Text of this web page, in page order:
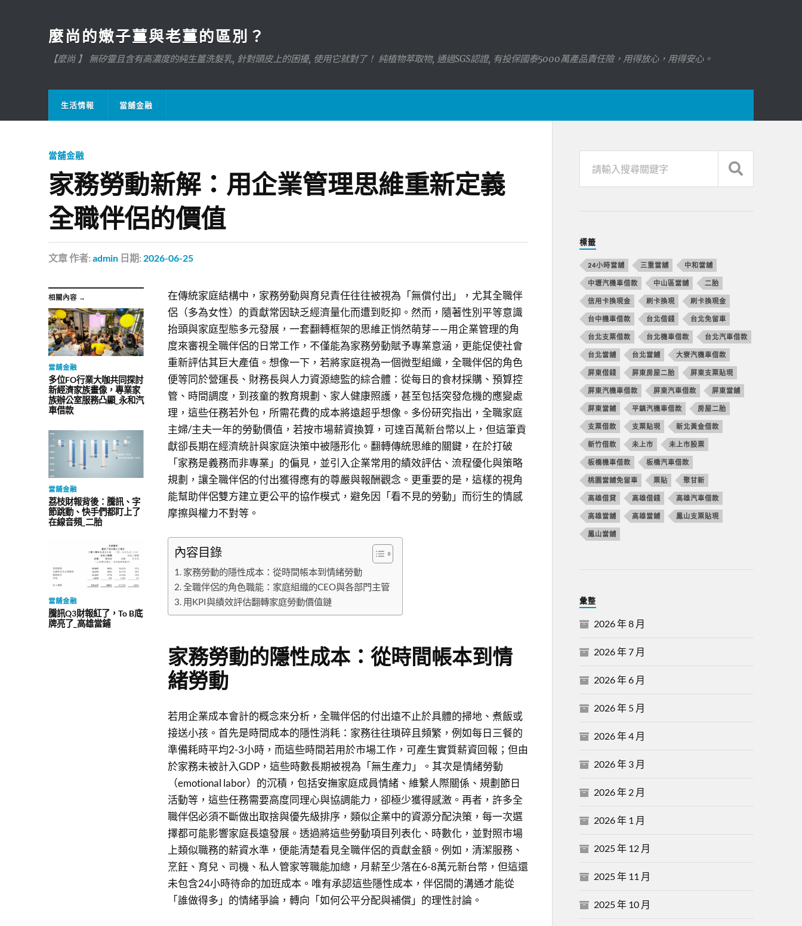
麼尚的嫩子薑與老薑的區別？
【麼尚 】 無矽靈且含有高濃度的純生薑洗髮乳, 針對頭皮上的困擾, 使用它就對了！ 純植物萃取物, 通過SGS認證, 有投保國泰5000萬產品責任險，用得放心，用得安心。
生活情報 當舖金融
當舖金融
家務勞動新解：用企業管理思維重新定義
全職伴侶的價值
文章作者: admin 日期: 2026-06-25
相關內容 →
當舖金融
多位FO行業大咖共同探討
新經濟家族畫像，專業家
族辦公室服務凸顯_永和汽
車借款
當舖金融
荔枝財報背後：騰訊、字
節跳動、快手們都盯上了
在線音頻_二胎
當舖金融
騰訊Q3財報紅了，To B底
牌亮了_高雄當鋪
在傳統家庭結構中，家務勞動與育兒責任往往被視為「無償付出」，尤其全職伴
侶（多為女性）的貢獻常因缺乏經濟量化而遭到貶抑。然而，隨著性別平等意識
抬頭與家庭型態多元發展，一套翻轉框架的思維正悄然萌芽——用企業管理的角
度來審視全職伴侶的日常工作，不僅能為家務勞動賦予專業意涵，更能促使社會
重新評估其巨大產值。想像一下，若將家庭視為一個微型組織，全職伴侶的角色
便等同於營運長、財務長與人力資源總監的綜合體：從每日的食材採購、預算控
管、時間調度，到孩童的教育規劃、家人健康照護，甚至包括突發危機的應變處
理，這些任務若外包，所需花費的成本將遠超乎想像。多份研究指出，全職家庭
主婦/主夫一年的勞動價值，若按市場薪資換算，可達百萬新台幣以上，但這筆貢
獻卻長期在經濟統計與家庭決策中被隱形化。翻轉傳統思維的關鍵，在於打破
「家務是義務而非專業」的偏見，並引入企業常用的績效評估、流程優化與策略
規劃，讓全職伴侶的付出獲得應有的尊嚴與報酬觀念。更重要的是，這樣的視角
能幫助伴侶雙方建立更公平的協作模式，避免因「看不見的勞動」而衍生的情感
摩擦與權力不對等。
內容目錄
家務勞動的隱性成本：從時間帳本到情緒勞動
全職伴侶的角色職能：家庭組織的CEO與各部門主管
用KPI與績效評估翻轉家庭勞動價值鏈
家務勞動的隱性成本：從時間帳本到情
緒勞動
若用企業成本會計的概念來分析，全職伴侶的付出遠不止於具體的掃地、煮飯或
接送小孩。首先是時間成本的隱性消耗：家務往往瑣碎且頻繁，例如每日三餐的
準備耗時平均2-3小時，而這些時間若用於市場工作，可產生實質薪資回報；但由
於家務未被計入GDP，這些時數長期被視為「無生產力」。其次是情緒勞動
（emotional labor）的沉積，包括安撫家庭成員情緒、維繫人際關係、規劃節日
活動等，這些任務需要高度同理心與協調能力，卻極少獲得感激。再者，許多全
職伴侶必須不斷做出取捨與優先級排序，類似企業中的資源分配決策，每一次選
擇都可能影響家庭長遠發展。透過將這些勞動項目列表化、時數化，並對照市場
上類似職務的薪資水準，便能清楚看見全職伴侶的貢獻金額。例如，清潔服務、
烹飪、育兒、司機、私人管家等職能加總，月薪至少落在6-8萬元新台幣，但這還
未包含24小時待命的加班成本。唯有承認這些隱性成本，伴侶間的溝通才能從
「誰做得多」的情緒爭論，轉向「如何公平分配與補償」的理性討論。
標籤
24小時當舖 三重當舖 中和當舖
中壢汽機車借款 中山區當舖 二胎
信用卡換現金 刷卡換現 刷卡換現金
台中機車借款 台北借錢 台北免留車
台北支票借款 台北機車借款 台北汽車借款
台北當舖 台北當鋪 大寮汽機車借款
屏東借錢 屏東房屋二胎 屏東支票貼現
屏東汽機車借款 屏東汽車借款 屏東當舖
屏東當鋪 平鎮汽機車借款 房屋二胎
支票借款 支票貼現 新北黃金借款
新竹借款 未上市 未上市股票
板橋機車借款 板橋汽車借款
桃園當舖免留車 票貼 聚甘新
高雄借貸 高雄借錢 高雄汽車借款
高雄當舖 高雄當鋪 鳳山支票貼現
鳳山當舖
彙整
2026 年 8 月
2026 年 7 月
2026 年 6 月
2026 年 5 月
2026 年 4 月
2026 年 3 月
2026 年 2 月
2026 年 1 月
2025 年 12 月
2025 年 11 月
2025 年 10 月